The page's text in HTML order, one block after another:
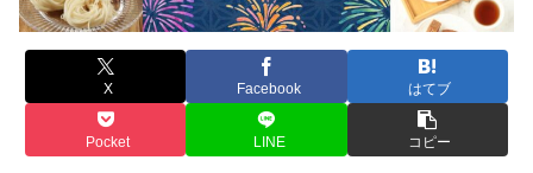
X Facebook はてブ
Pocket LINE コピー